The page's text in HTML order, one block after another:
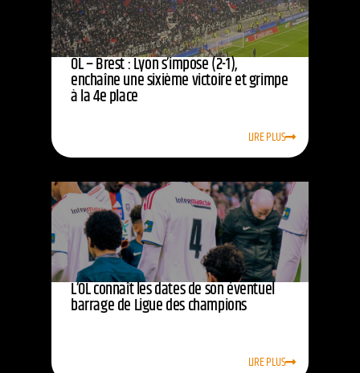
OL – Brest : Lyon s’impose (2-1),
enchaîne une sixième victoire et grimpe
à la 4e place
LIRE PLUS
L’OL connaît les dates de son éventuel
barrage de Ligue des champions
LIRE PLUS